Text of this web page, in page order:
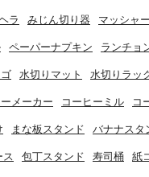
ラ みじん切り器 マッシャー
ペーパーナプキン ランチョ
水切りマット 水切りラッ
メーカー コーヒーミル コ
まな板スタンド バナナスタ
ス 包丁スタンド 寿司桶 紙